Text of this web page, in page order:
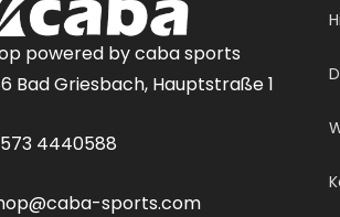
powered by caba sports
Bad Griesbach, Hauptstraße 1
4440588
sports.com